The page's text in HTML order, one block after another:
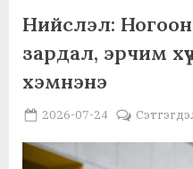
тэгш
оролцоог
бизнес
Гамшиг, эрсдэл, цар тахал
,
Хууль, эрх зүй,Шинжлэх
Нийслэл:
зардал, эрчим
хэмнэнэ
Posted
2026-07-24 By
MGL .